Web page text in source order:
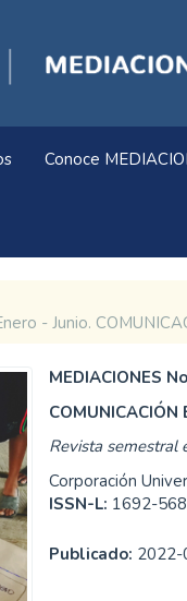
Conoce
- Junio.
MEDIACIONES
COMUNICACIÓN
Revista semestral
Corporación
ISSN-L: 1692-
Publicado: